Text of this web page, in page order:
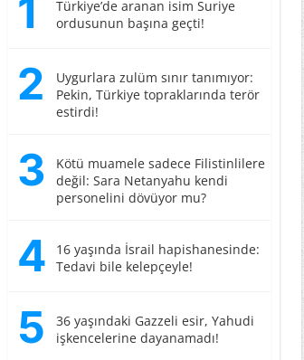
1
Türkiye’de aranan isim Suriye
ordusunun başına geçti!
2
Uygurlara zulüm sınır tanımıyor:
Pekin, Türkiye topraklarında terör
estirdi!
3
Kötü muamele sadece Filistinlilere
değil: Sara Netanyahu kendi
personelini dövüyor mu?
4
16 yaşında İsrail hapishanesinde:
Tedavi bile kelepçeyle!
5
36 yaşındaki Gazzeli esir, Yahudi
işkencelerine dayanamadı!